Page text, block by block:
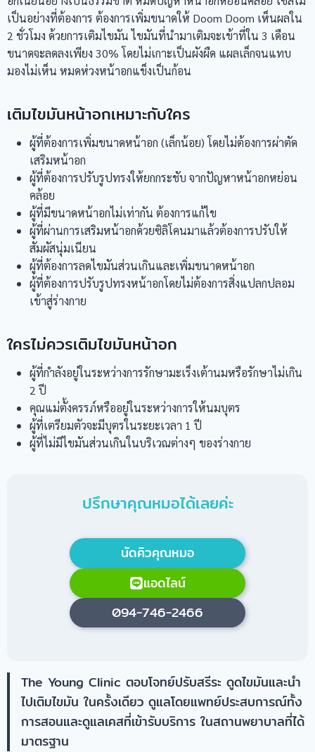
เป็นอย่างที่ต้องการ ต้องการเพิ่มขนาดให้ Doom Doom เห็นผลใน
2 ชั่วโมง ด้วยการเติมไขมัน ไขมันที่นำมาเติมจะเข้าที่ใน 3 เดือน
ขนาดจะลดลงเพียง 30% โดยไม่เกาะเป็นผังผืด แผลเล็กจนแทบ
มองไม่เห็น หมดห่วงหน้าอกแข็งเป็นก้อน
เติมไขมันหน้าอกเหมาะกับใคร
ผู้ที่ต้องการเพิ่มขนาดหน้าอก (เล็กน้อย) โดยไม่ต้องการผ่าตัด
เสริมหน้าอก
ผู้ที่ต้องการปรับรูปทรงให้ยกกระชับ จากปัญหาหน้าอกหย่อน
คล้อย
ผู้ที่มีขนาดหน้าอกไม่เท่ากัน ต้องการแก้ไข
ผู้ที่ผ่านการเสริมหน้าอกด้วยซิลิโคนมาแล้วต้องการปรับให้
สัมผัสนุ่มเนียน
ผู้ที่ต้องการลดไขมันส่วนเกินและเพิ่มขนาดหน้าอก
ผู้ที่ต้องการปรับรูปทรงหน้าอกโดยไม่ต้องการสิ่งแปลกปลอม
เข้าสู่ร่างกาย
ใครไม่ควรเติมไขมันหน้าอก
ผู้ที่กำลังอยู่ในระหว่างการรักษามะเร็งเต้านมหรือรักษาไม่เกิน
2 ปี
คุณแม่ตั้งครรภ์หรืออยู่ในระหว่างการให้นมบุตร
ผู้ที่เตรียมตัวจะมีบุตรในระยะเวลา 1 ปี
ผู้ที่ไม่มีไขมันส่วนเกินในบริเวณต่างๆ ของร่างกาย
ปรึกษาคุณหมอได้เลยค่ะ
นัดคิวคุณหมอ
แอดไลน์
094-746-2466
The Young Clinic ตอบโจทย์ปรับสรีระ ดูดไขมันและนำ
ไปเติมไขมัน ในครั้งเดียว ดูแลโดยแพทย์ประสบการณ์ทั้ง
การสอนและดูแลเคสที่เข้ารับบริการ ในสถานพยาบาลที่ได้
มาตรฐาน